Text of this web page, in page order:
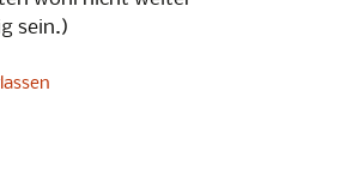
sein.)